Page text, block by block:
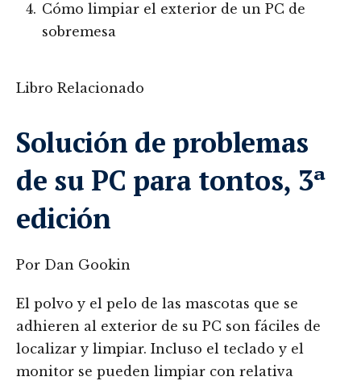
Cómo limpiar el exterior de un PC de
sobremesa
Libro Relacionado
Solución de problemas
de su PC para tontos, 3ª
edición
Por Dan Gookin
El polvo y el pelo de las mascotas que se
adhieren al exterior de su PC son fáciles de
localizar y limpiar. Incluso el teclado y el
monitor se pueden limpiar con relativa